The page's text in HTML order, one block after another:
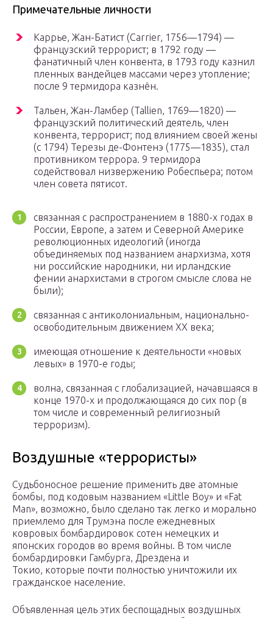
Примечательные личности
Каррье, Жан-Батист (Carrier, 1756—1794) —
французский террорист; в 1792 году —
фанатичный член конвента, в 1793 году казнил
пленных вандейцев массами через утопление;
после 9 термидора казнён.
Тальен, Жан-Ламбер (Tallien, 1769—1820) —
французский политический деятель, член
конвента, террорист; под влиянием своей жены
(с 1794) Терезы де-Фонтенэ (1775—1835), стал
противником террора. 9 термидора
содействовал низвержению Робеспьера; потом
член совета пятисот.
связанная с распространением в 1880-х годах в
России, Европе, а затем и Северной Америке
революционных идеологий (иногда
объединяемых под названием анархизма, хотя
ни российские народники, ни ирландские
фении анархистами в строгом смысле слова не
были);
связанная с антиколониальным, национально-
освободительным движением XX века;
имеющая отношение к деятельности «новых
левых» в 1970-е годы;
волна, связанная с глобализацией, начавшаяся в
конце 1970-х и продолжающаяся до сих пор (в
том числе и современный религиозный
терроризм).
Воздушные «террористы»
Судьбоносное решение применить две атомные
бомбы, под кодовым названием «Little Boy» и «Fat
Man», возможно, было сделано так легко и морально
приемлемо для Трумэна после ежедневных
ковровых бомбардировок сотен немецких и
японских городов во время войны. В том числе
бомбардировки Гамбурга, Дрездена и
Токио, которые почти полностью уничтожили их
гражданское население.
Объявленная цель этих беспощадных воздушных